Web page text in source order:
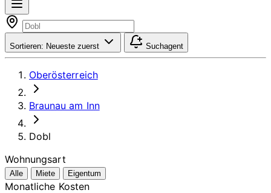
Sortieren: Neueste zuerst Suchagent
Oberösterreich
Braunau am Inn
Dobl
Wohnungsart
Alle Miete Eigentum
Monatliche Kosten